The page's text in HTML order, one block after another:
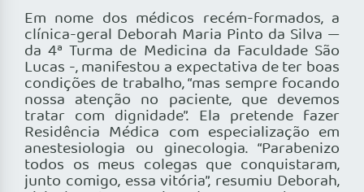
Em nome dos médicos recém-formados, a
clínica-geral Deborah Maria Pinto da Silva —
da 4ª Turma de Medicina da Faculdade São
Lucas -, manifestou a expectativa de ter boas
condições de trabalho, “mas sempre focando
nossa atenção no paciente, que devemos
tratar com dignidade”. Ela pretende fazer
Residência Médica com especialização em
anestesiologia ou ginecologia. “Parabenizo
todos os meus colegas que conquistaram,
junto comigo, essa vitória”, resumiu Deborah,